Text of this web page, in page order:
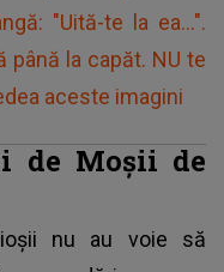
"Uită-te la ea...".
la capăt. NU te
aceste imagini
de Moșii de
nu au voie să